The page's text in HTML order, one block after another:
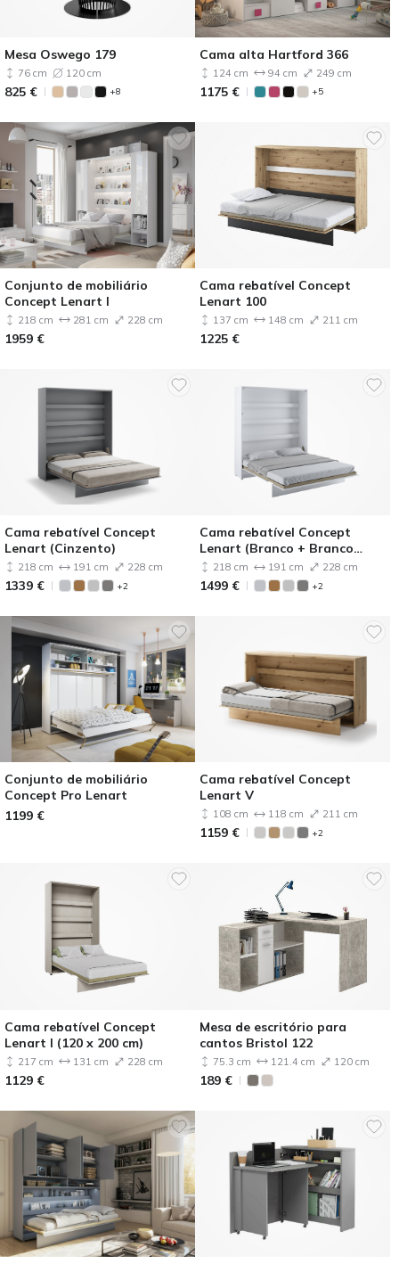
Mesa Oswego 179
76 cm 120 cm
825 € +8
Cama alta Hartford 366
124 cm 94 cm 249 cm
1175 € +5
Conjunto de mobiliário
Concept Lenart I
218 cm 281 cm 228 cm
1959 €
Cama rebatível Concept
Lenart 100
137 cm 148 cm 211 cm
1225 €
Cama rebatível Concept
Lenart (Cinzento)
218 cm 191 cm 228 cm
1339 € +2
Cama rebatível Concept
Lenart (Branco + Branco
brilhante)
218 cm 191 cm 228 cm
1499 € +2
Conjunto de mobiliário
Concept Pro Lenart
1199 €
Cama rebatível Concept
Lenart V
108 cm 118 cm 211 cm
1159 € +2
Cama rebatível Concept
Lenart I (120 x 200 cm)
217 cm 131 cm 228 cm
1129 €
Mesa de escritório para
cantos Bristol 122
75.3 cm 121.4 cm 120 cm
189 €